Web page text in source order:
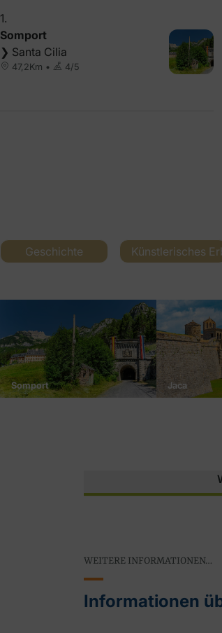
1.
Somport
❯ Santa Cilia
47,2Km • 4/5
Geschichte Künstlerisches
Somport Jaca
WEITERE INFORMATIONEN…
Informationen